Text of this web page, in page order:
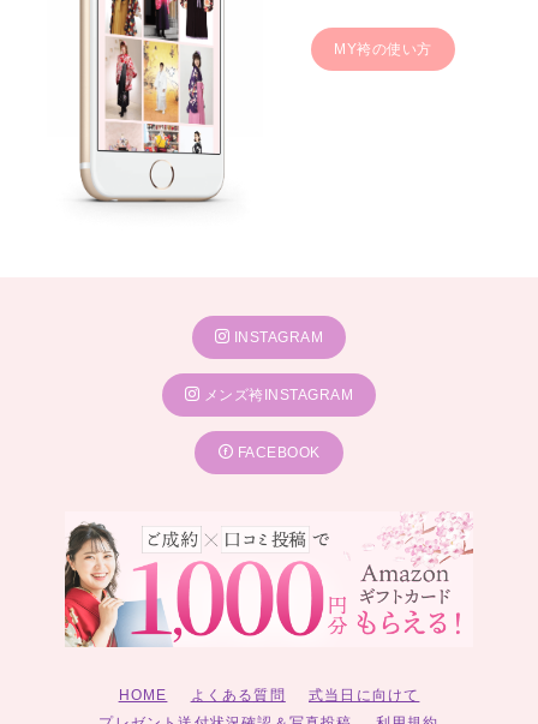
MY袴の使い方
INSTAGRAM
メンズ袴INSTAGRAM
FACEBOOK
HOME よくある質問
式当日に向けて